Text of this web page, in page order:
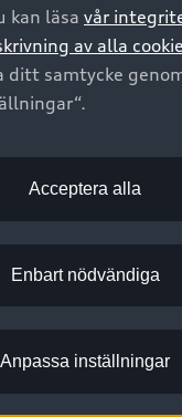
kan läsa vår
av alla
ditt samtycke
Acceptera alla
Enbart nödvändiga
Anpassa inställningar
för din Audi
livsstilsartiklar
ned - Hur påverkas
serviceverkstad
Audi Återförsäljare
om
All Rights
Juridiskt Audi AG
Giveaway
för cookies